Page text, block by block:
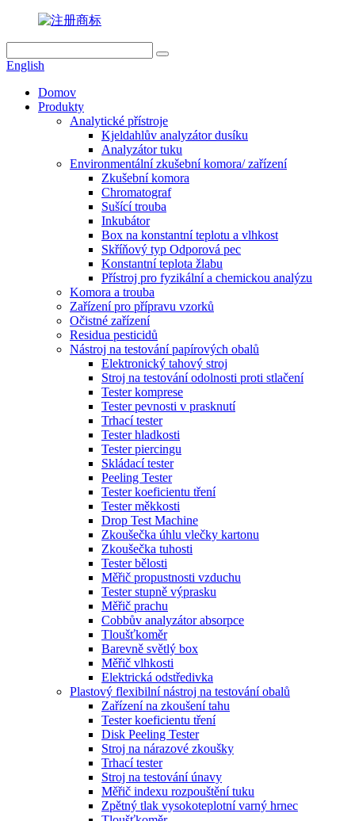
English
Domov
Produkty
Analytické přístroje
Kjeldahlův analyzátor dusíku
Analyzátor tuku
Environmentální zkušební komora/ zařízení
Zkušební komora
Chromatograf
Sušící trouba
Inkubátor
Box na konstantní teplotu a vlhkost
Skříňový typ Odporová pec
Konstantní teplota žlabu
Přístroj pro fyzikální a chemickou analýzu
Komora a trouba
Zařízení pro přípravu vzorků
Očistné zařízení
Residua pesticidů
Nástroj na testování papírových obalů
Elektronický tahový stroj
Stroj na testování odolnosti proti stlačení
Tester komprese
Tester pevnosti v prasknutí
Trhací tester
Tester hladkosti
Tester piercingu
Skládací tester
Peeling Tester
Tester koeficientu tření
Tester měkkosti
Drop Test Machine
Zkoušečka úhlu vlečky kartonu
Zkoušečka tuhosti
Tester bělosti
Měřič propustnosti vzduchu
Tester stupně výprasku
Měřič prachu
Cobbův analyzátor absorpce
Tloušťkoměr
Barevně světlý box
Měřič vlhkosti
Elektrická odstředivka
Plastový flexibilní nástroj na testování obalů
Zařízení na zkoušení tahu
Tester koeficientu tření
Disk Peeling Tester
Stroj na nárazové zkoušky
Trhací tester
Stroj na testování únavy
Měřič indexu rozpouštění tuku
Zpětný tlak vysokoteplotní varný hrnec